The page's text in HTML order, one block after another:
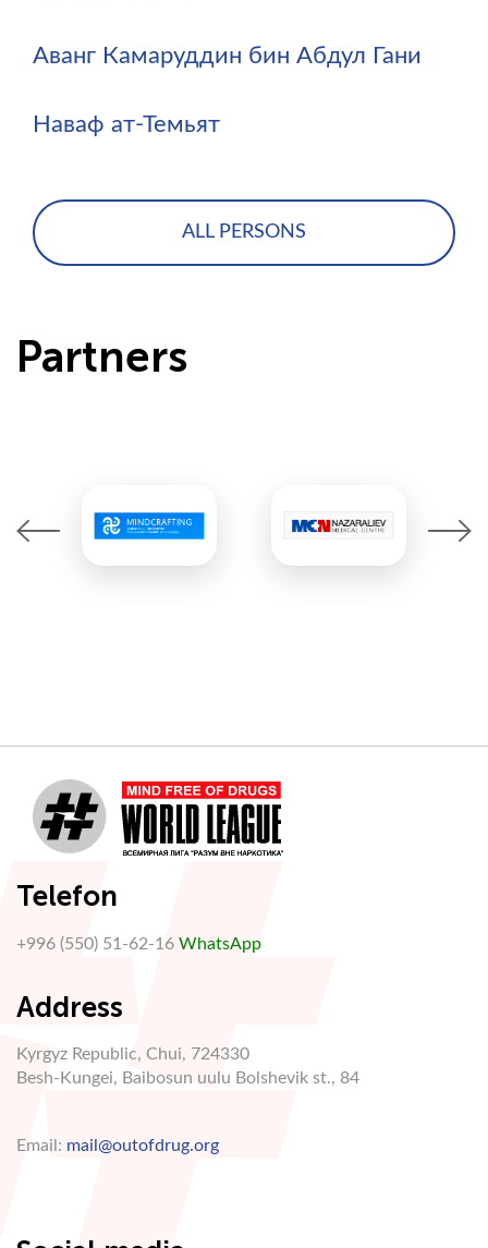
Аванг Камаруддин бин Абдул Гани
Наваф ат-Темьят
ALL PERSONS
Partners
Telefon
+996 (550) 51-62-16 WhatsApp
Address
Kyrgyz Republic, Chui, 724330
Besh-Kungei, Baibosun uulu Bolshevik st., 84
Email: mail@outofdrug.org